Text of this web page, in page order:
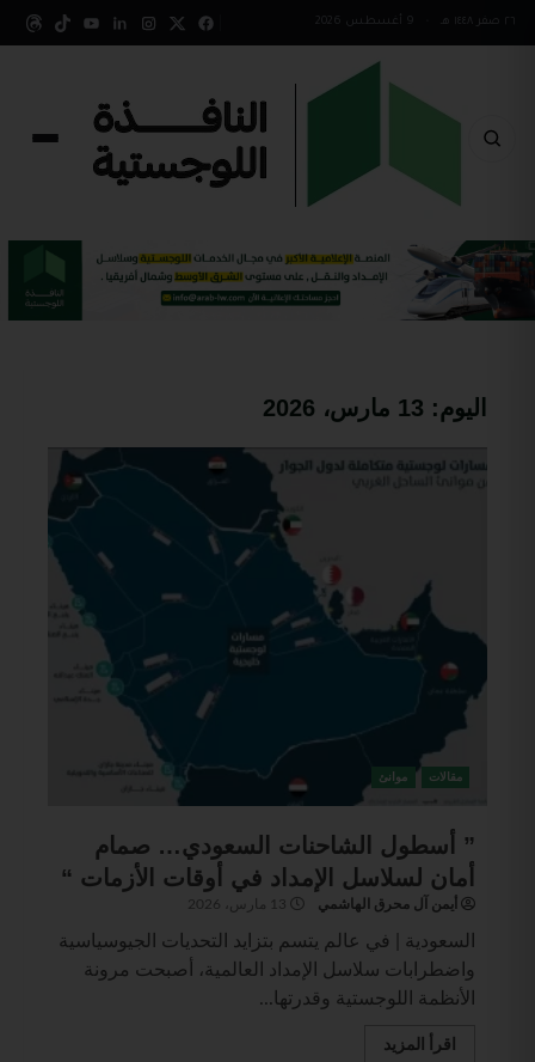
9 أغسطس 2026
اليوم: 13 مارس، 2026
مقالات موانئ
” أسطول الشاحنات السعودي… صمام
أمان لسلاسل الإمداد في أوقات الأزمات “
أيمن آل محرق الهاشمي
السعودية | في عالم يتسم بتزايد التحديات الجيوسياسية
واضطرابات سلاسل الإمداد العالمية، أصبحت مرونة
الأنظمة اللوجستية وقدرتها...
اقرأ المزيد